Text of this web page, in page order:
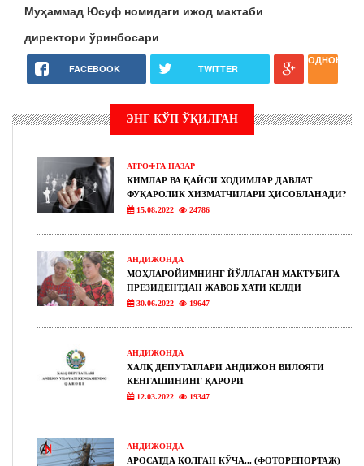
Муҳаммад Юсуф номидаги ижод мактаби
директори ўринбосари
FACEBOOK TWITTER
ЭНГ КЎП ЎҚИЛГАН
АТРОФГА НАЗАР
КИМЛАР ВА ҚАЙСИ ХОДИМЛАР ДАВЛАТ
ФУҚАРОЛИК ХИЗМАТЧИЛАРИ ҲИСОБЛАНАДИ?
15.08.2022 24786
АНДИЖОНДА
МОҲЛАРОЙИМНИНГ ЙЎЛЛАГАН МАКТУБИГА
ПРЕЗИДЕНТДАН ЖАВОБ ХАТИ КЕЛДИ
30.06.2022 19647
АНДИЖОНДА
ХАЛҚ ДЕПУТАТЛАРИ АНДИЖОН ВИЛОЯТИ
КЕНГАШИНИНГ ҚАРОРИ
12.03.2022 19347
АНДИЖОНДА
АРОСАТДА ҚОЛГАН КЎЧА... (ФОТОРЕПОРТАЖ)